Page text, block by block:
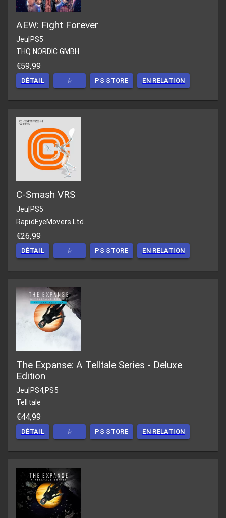
AEW: Fight Forever
Jeu|PS5
THQ NORDIC GMBH
€59,99
DÉTAIL ☆ PS STORE EN RELATION
C-Smash VRS
Jeu PS5
RapidEyeMovers Ltd.
€26,99
DÉTAIL ☆ PS STORE EN RELATION
The Expanse: A Telltale Series - Deluxe
Edition
Jeu|PS4,PS5
Telltale
€44,99
DÉTAIL ☆ PS STORE EN RELATION